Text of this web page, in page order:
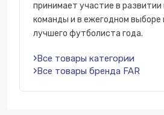
принимает участие в развитии
команды и в ежегодном выборе
лучшего футболиста года.
Все товары категории
Все товары бренда FAR